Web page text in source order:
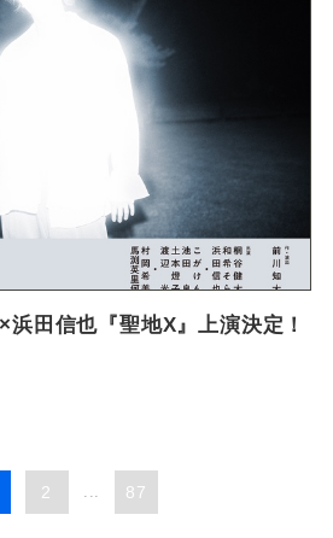
田信也『聖地X』上演決定！
2 87